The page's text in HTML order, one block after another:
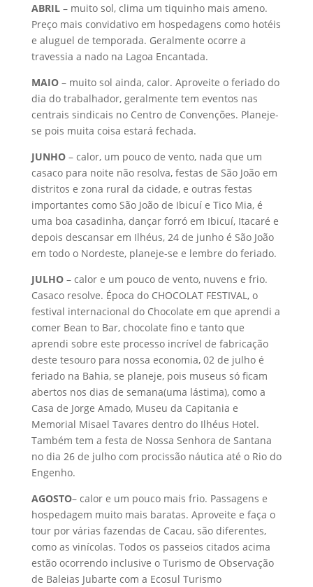
ABRIL– muito sol, clima um tiquinho mais ameno.
Preço mais convidativo em hospedagens como hotéis
e aluguel de temporada. Geralmente ocorre a
travessia a nado na Lagoa Encantada.
MAIO– muito sol ainda, calor. Aproveite o feriado do
dia do trabalhador, geralmente tem eventos nas
centrais sindicais no Centro de Convenções. Planeje-
se pois muita coisa estará fechada.
JUNHO– calor, um pouco de vento, nada que um
casaco para noite não resolva, festas de São João em
distritos e zona rural da cidade, e outras festas
importantes como São João de Ibicuí e Tico Mia, é
uma boa casadinha, dançar forró em Ibicuí, Itacaré e
depois descansar em Ilhéus, 24 de junho é São João
em todo o Nordeste, planeje-se e lembre do feriado.
JULHO – calor e um pouco de vento, nuvens e frio.
Casaco resolve. Época do CHOCOLAT FESTIVAL, o
festival internacional do Chocolate em que aprendi a
comer Bean to Bar, chocolate fino e tanto que
aprendi sobre este processo incrível de fabricação
deste tesouro para nossa economia, 02 de julho é
feriado na Bahia, se planeje, pois museus só ficam
abertos nos dias de semana(uma lástima), como a
Casa de Jorge Amado, Museu da Capitania e
Memorial Misael Tavares dentro do Ilhéus Hotel.
Também tem a festa de Nossa Senhora de Santana
no dia 26 de julho com procissão náutica até o Rio do
Engenho.
AGOSTO– calor e um pouco mais frio. Passagens e
hospedagem muito mais baratas. Aproveite e faça o
tour por várias fazendas de Cacau, são diferentes,
como as vinícolas. Todos os passeios citados acima
estão ocorrendo inclusive o Turismo de Observação
de Baleias Jubarte com a Ecosul Turismo